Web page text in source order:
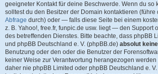
geeigneter Kontakt für deine Beschwerde. Wenn du so
solltest du den Besitzer der Domain kontaktieren (führe
Abfrage durch) oder — falls diese Seite bei einem
z. B. Yahoo!, free.fr, funpic.de usw. liegt — den Support
des betreffenden Dienstes. Bitte beachte, dass phpBB
und phpBB Deutschland e. V. (phpBB.de) absolut
Benutzung oder den oder die Benutzer der
keiner Weise zur Verantwortung herangezogen
daher nie phpBB Limited oder phpBB Deutschland e.